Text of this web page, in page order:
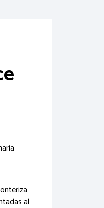
al